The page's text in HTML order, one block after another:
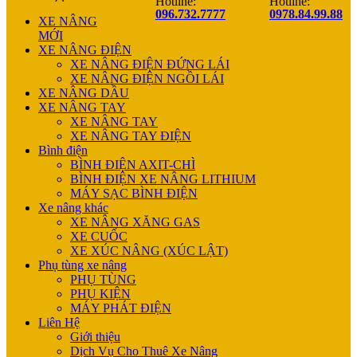
096.732.7777
0978.84.99.88
XE NÂNG
MỚI
XE NÂNG ĐIỆN
XE NÂNG ĐIỆN ĐỨNG LÁI
XE NÂNG ĐIỆN NGỒI LÁI
XE NÂNG DẦU
XE NÂNG TAY
XE NÂNG TAY
XE NÂNG TAY ĐIỆN
Bình điện
BÌNH ĐIỆN AXIT-CHÌ
BÌNH ĐIỆN XE NÂNG LITHIUM
MÁY SẠC BÌNH ĐIỆN
Xe nâng khác
XE NÂNG XĂNG GAS
XE CUỐC
XE XÚC NÂNG (XÚC LẬT)
Phụ tùng xe nâng
PHỤ TÙNG
PHỤ KIỆN
MÁY PHÁT ĐIỆN
Liên Hệ
Giới thiệu
Dịch Vụ Cho Thuê Xe Nâng